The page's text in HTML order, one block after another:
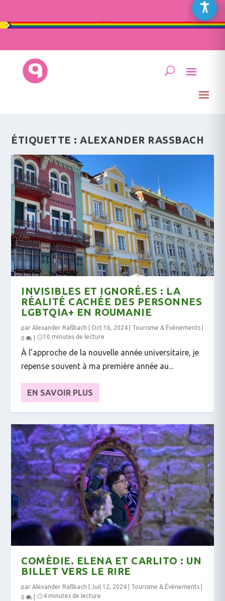
ÉTIQUETTE :ALEXANDER RASSBACH
INVISIBLES ET IGNORÉ.ES : LA
RÉALITÉ CACHÉE DES PERSONNES
LGBTQIA+ EN ROUMANIE
parAlexander Raßbach Oct 16, 2024 Tourisme & Événements
0
10 minutes de lecture
À l’approche de la nouvelle année universitaire, je
repense souvent à ma première année au...
EN SAVOIR PLUS
COMÉDIE. ELENA ET CARLITO : UN
BILLET VERS LE RIRE
par Alexander Raßbach Juil 12, 2024 Tourisme & Événements
0
4 minutes de lecture